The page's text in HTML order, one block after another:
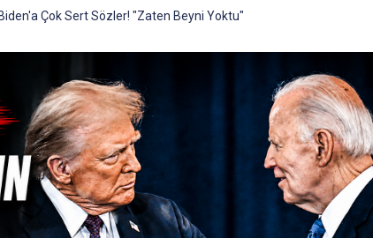
Çok Sert Sözler! "Zaten Beyni Yoktu"